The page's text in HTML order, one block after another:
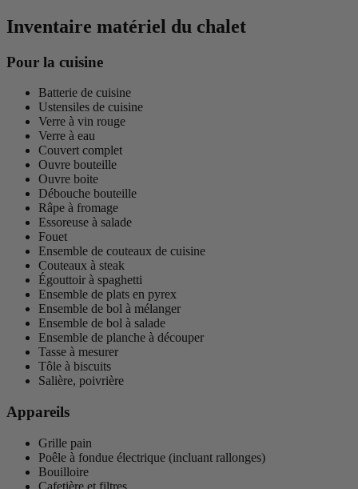
Inventaire matériel du chalet
Pour la cuisine
Batterie de cuisine
Ustensiles de cuisine
Verre à vin rouge
Verre à eau
Couvert complet
Ouvre bouteille
Ouvre boite
Débouche bouteille
Râpe à fromage
Essoreuse à salade
Fouet
Ensemble de couteaux de cuisine
Couteaux à steak
Égouttoir à spaghetti
Ensemble de plats en pyrex
Ensemble de bol à mélanger
Ensemble de bol à salade
Ensemble de planche à découper
Tasse à mesurer
Tôle à biscuits
Salière, poivrière
Appareils
Grille pain
Poêle à fondue électrique (incluant rallonges)
Bouilloire
Cafetière et filtres